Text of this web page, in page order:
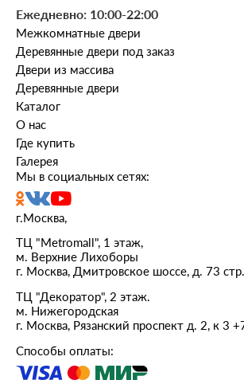
От души рекомендую это место,
участников нашей эпопеи, и точно
обращаться только сюда!
Реально, один из немногих
который прошел без стресса))
Ежедневно: 10:00-22:00
г.Москва,
ТЦ "Metromall", 1 этаж,
м. Верхние Лихоборы
г. Москва, Дмитровское шоссе, д. 73
ТЦ "Декоратор", 2 этаж.
м. Нижегородская
г. Москва, Рязанский проспект д. 2, к 3
Способы оплаты:
Межкомнатные двери
Деревянные двери под заказ
Двери из массива
Деревянные двери
Каталог
О нас
Где купить
Галерея
Мы в социальных сетях: